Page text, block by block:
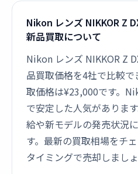
Nikon レンズ NIKKOR Z
新品買取について
Nikon レンズ NIKKOR Z
品買取価格を4社で比較
取価格は¥23,000です。
で安定した人気がありま
給や新モデルの発売状況
す。最新の買取相場をチ
タイミングで売却しましょ